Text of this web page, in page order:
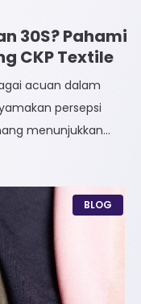
30S? Pahami
CKP Textile
acuan dalam
persepsi
menunjukkan
Tidak Langsung dan
Penomoran Tidak
Natural Fiber, seperti
[…]
BLOG